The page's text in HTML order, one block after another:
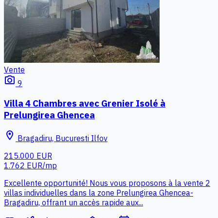
Vente
photo_camera 9
Villa 4 Chambres avec Grenier Isolé à
Prelungirea Ghencea
location_on Bragadiru, Bucuresti Ilfov
215.000 EUR
1.762 EUR/mp
Excellente opportunité! Nous vous proposons à la vente 2
villas individuelles dans la zone Prelungirea Ghencea-
Bragadiru, offrant un accès rapide aux...